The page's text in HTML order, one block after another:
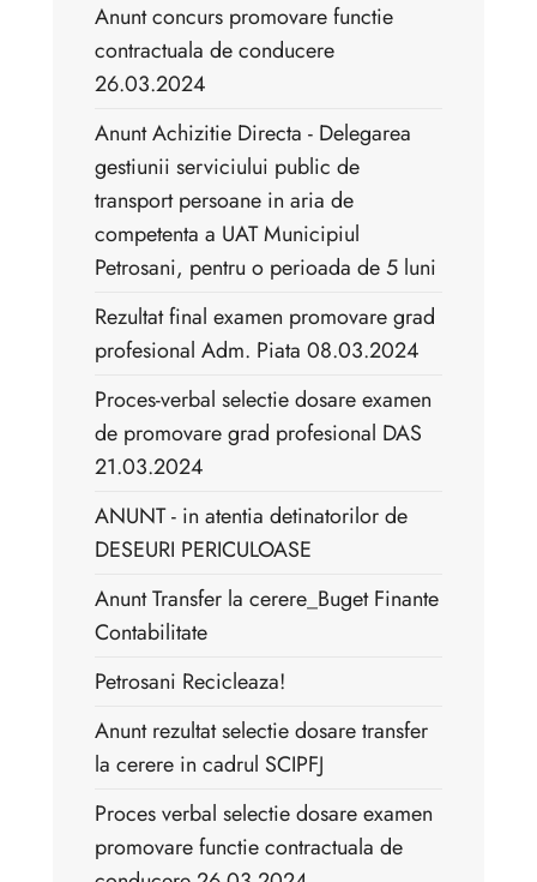
Anunt concurs promovare functie
contractuala de conducere
26.03.2024
Anunt Achizitie Directa - Delegarea
gestiunii serviciului public de
transport persoane in aria de
competenta a UAT Municipiul
Petrosani, pentru o perioada de 5 luni
Rezultat final examen promovare grad
profesional Adm. Piata 08.03.2024
Proces-verbal selectie dosare examen
de promovare grad profesional DAS
21.03.2024
ANUNT - in atentia detinatorilor de
DESEURI PERICULOASE
Anunt Transfer la cerere_Buget Finante
Contabilitate
Petrosani Recicleaza!
Anunt rezultat selectie dosare transfer
la cerere in cadrul SCIPFJ
Proces verbal selectie dosare examen
promovare functie contractuala de